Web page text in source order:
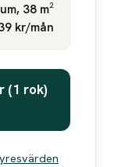
38 m²
kr/mån
(1 rok)